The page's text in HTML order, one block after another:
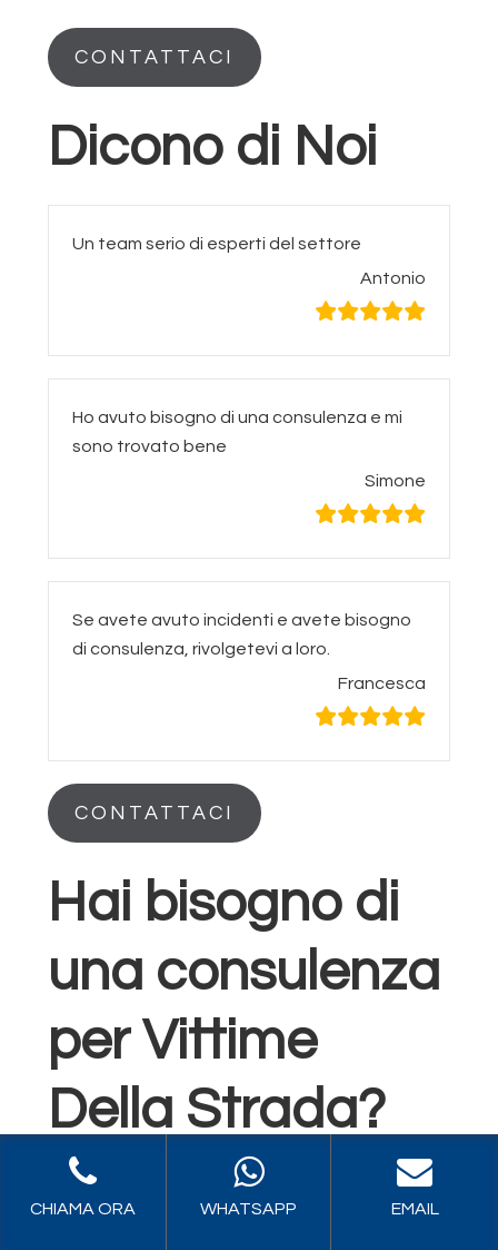
CONTATTACI
Dicono di Noi
Un team serio di esperti del settore
Antonio
Ho avuto bisogno di una consulenza e mi
sono trovato bene
Simone
Se avete avuto incidenti e avete bisogno
di consulenza, rivolgetevi a loro.
Francesca
CONTATTACI
Hai bisogno di
una consulenza
per Vittime
Della Strada?
Compila il
CHIAMA ORA WHATSAPP EMAIL